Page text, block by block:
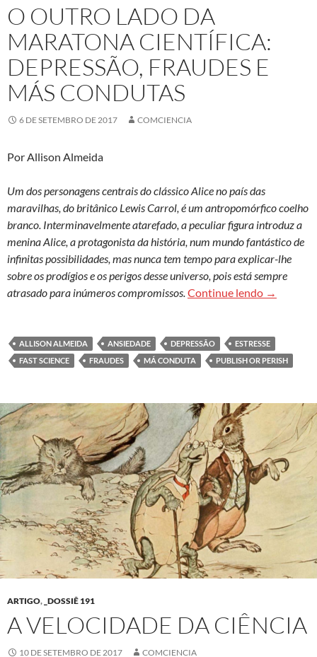
O OUTRO LADO DA
MARATONA CIENTÍFICA:
DEPRESSÃO, FRAUDES E
MÁS CONDUTAS
6 DE SETEMBRO DE 2017 COMCIENCIA
Por Allison Almeida
Um dos personagens centrais do clássico Alice no país das
maravilhas, do britânico Lewis Carrol, é um antropomórfico coelho
branco. Interminavelmente atarefado, a peculiar figura introduz a
menina Alice, a protagonista da história, num mundo fantástico de
infinitas possibilidades, mas nunca tem tempo para explicar-lhe
sobre os prodígios e os perigos desse universo, pois está sempre
atrasado para inúmeros compromissos.Continue lendo O outro
→
ALLISON ALMEIDA ANSIEDADE DEPRESSÃO
ESTRESSE
FAST SCIENCE
FRAUDES MÁ CONDUTA PUBLISH OR PERISH
ARTIGO, _DOSSIÊ 191
A VELOCIDADE DA CIÊNCIA
10 DE SETEMBRO DE 2017 COMCIENCIA